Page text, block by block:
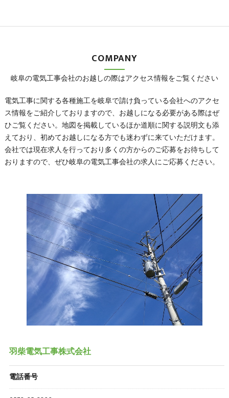
岐阜の電気工事会社のお越しの際はアクセス情報をご覧ください
COMPANY
電気工事に関する各種施工を岐阜で請け負っている会社へのアクセ
ス情報をご紹介しておりますので、お越しになる必要がある際はぜ
ひご覧ください。地図を掲載しているほか道順に関する説明文も添
えており、初めてお越しになる方でも迷わずに来ていただけます。
会社では現在求人を行っており多くの方からのご応募をお待ちして
おりますので、ぜひ岐阜の電気工事会社の求人にご応募ください。
羽柴電気工事株式会社
電話番号